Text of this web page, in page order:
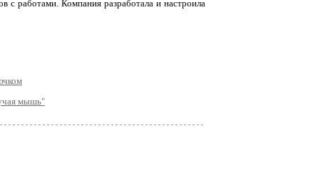
с работами. Компания разработала и настроила
мышь"